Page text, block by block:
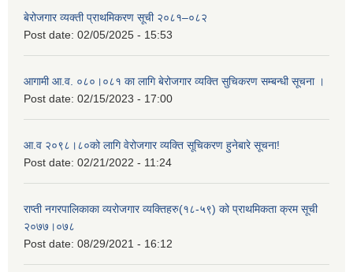
बेरोजगार व्यक्ती प्राथमिकरण सूची २०८१–०८२
Post date: 02/05/2025 - 15:53
आगामी आ.व. ०८०।०८१ का लागि बेरोजगार व्यक्ति सुचिकरण सम्बन्धी सूचना ।
Post date: 02/15/2023 - 17:00
आ.व २०९८।८०को लागि वेरोजगार व्यक्ति सूचिकरण हुनेबारे सूचना!
Post date: 02/21/2022 - 11:24
राप्ती नगरपालिकाका व्यरोजगार व्यक्तिहरु(१८-५९) को प्राथमिकता क्रम सूची
२०७७।०७८
Post date: 08/29/2021 - 16:12